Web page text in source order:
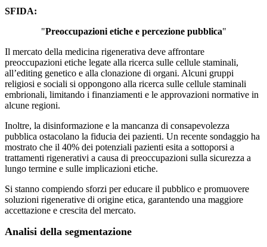
SFIDA:
"Preoccupazioni etiche e percezione pubblica"
Il mercato della medicina rigenerativa deve affrontare
preoccupazioni etiche legate alla ricerca sulle cellule staminali,
all’editing genetico e alla clonazione di organi. Alcuni gruppi
religiosi e sociali si oppongono alla ricerca sulle cellule staminali
embrionali, limitando i finanziamenti e le approvazioni normative in
alcune regioni.
Inoltre, la disinformazione e la mancanza di consapevolezza
pubblica ostacolano la fiducia dei pazienti. Un recente sondaggio ha
mostrato che il 40% dei potenziali pazienti esita a sottoporsi a
trattamenti rigenerativi a causa di preoccupazioni sulla sicurezza a
lungo termine e sulle implicazioni etiche.
Si stanno compiendo sforzi per educare il pubblico e promuovere
soluzioni rigenerative di origine etica, garantendo una maggiore
accettazione e crescita del mercato.
Analisi della segmentazione